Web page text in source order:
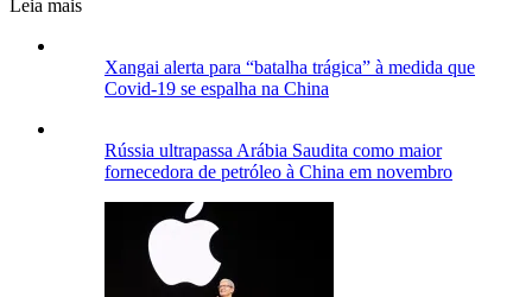
Leia mais
Xangai alerta para “batalha trágica” à medida que
Covid-19 se espalha na China
Rússia ultrapassa Arábia Saudita como maior
fornecedora de petróleo à China em novembro